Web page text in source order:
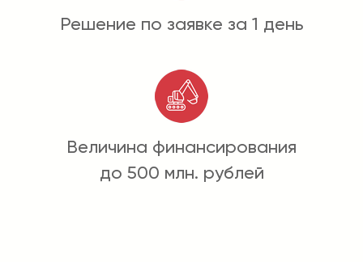
Решение по заявке за 1 день
Величина финансирования
до 500 млн. рублей